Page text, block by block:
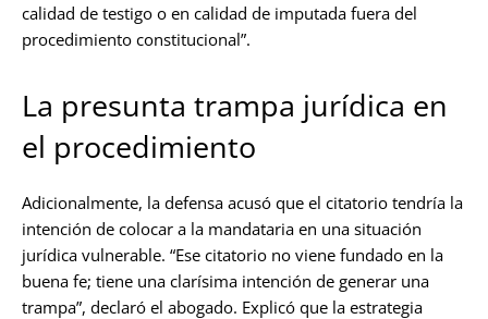
calidad de testigo o en calidad de imputada fuera del
procedimiento constitucional”.
La presunta trampa jurídica en
el procedimiento
Adicionalmente, la defensa acusó que el citatorio tendría la
intención de colocar a la mandataria en una situación
jurídica vulnerable. “Ese citatorio no viene fundado en la
buena fe; tiene una clarísima intención de generar una
trampa”, declaró el abogado. Explicó que la estrategia